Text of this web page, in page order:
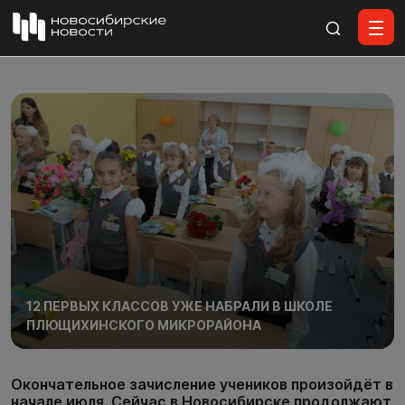
12 ПЕРВЫХ КЛАССОВ УЖЕ НАБРАЛИ В ШКОЛЕ
ПЛЮЩИХИНСКОГО МИКРОРАЙОНА
Окончательное зачисление учеников произойдёт в
начале июля. Сейчас в Новосибирске продолжают